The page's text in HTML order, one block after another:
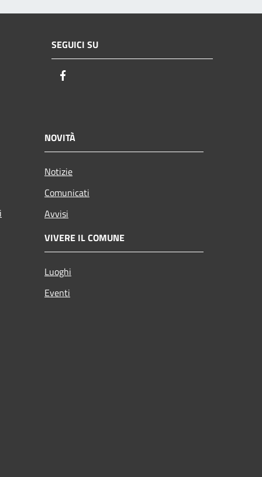
SEGUICI SU
NOVITÀ
Notizie
Comunicati
Avvisi
VIVERE IL COMUNE
Luoghi
Eventi